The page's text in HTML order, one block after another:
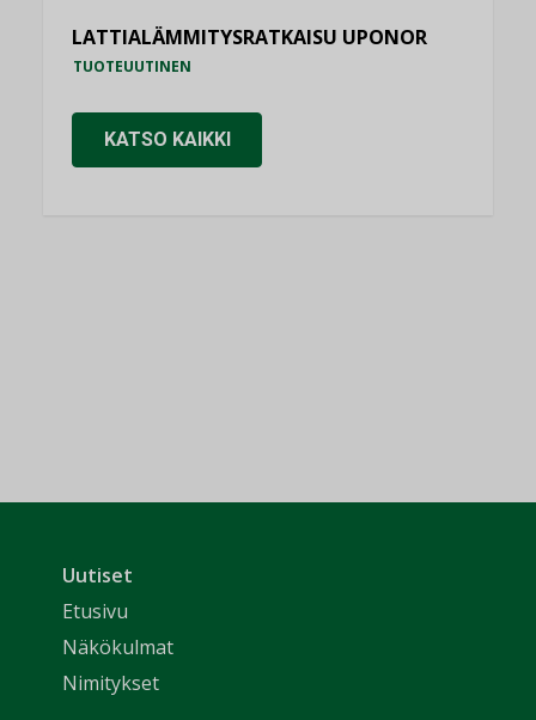
LATTIALÄMMITYSRATKAISU UPONOR
TUOTEUUTINEN
KATSO KAIKKI
Uutiset
Etusivu
Näkökulmat
Nimitykset